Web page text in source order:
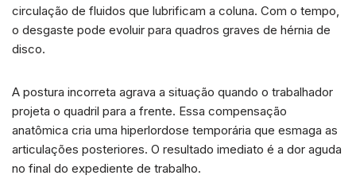
circulação de fluidos que lubrificam a coluna. Com o tempo,
o desgaste pode evoluir para quadros graves de hérnia de
disco.
A postura incorreta agrava a situação quando o trabalhador
projeta o quadril para a frente. Essa compensação
anatômica cria uma hiperlordose temporária que esmaga as
articulações posteriores. O resultado imediato é a dor aguda
no final do expediente de trabalho.